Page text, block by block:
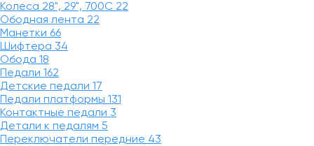
Колеса 28", 29", 700С 22
Ободная лента 22
Манетки 66
Шифтера 34
Обода 18
Педали 162
Детские педали 17
Педали платформы 131
Контактные педали 3
Детали к педалям 5
Переключатели передние 43